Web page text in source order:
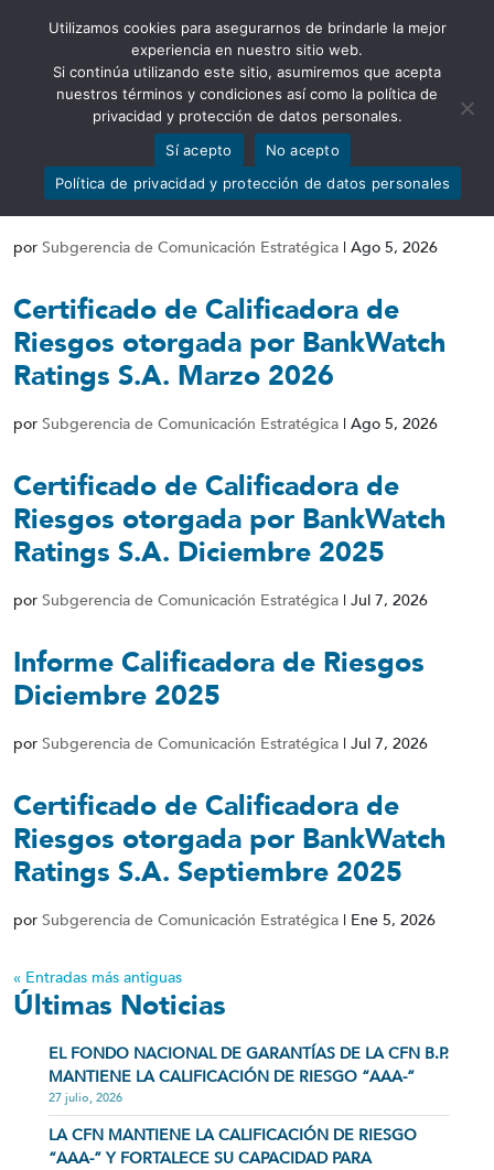
Abrir barra de herramientas
Informe Calificadora de Riesgos
Marzo 2026
por Subgerencia de Comunicación Estratégica | Ago 5, 2026
Certificado de Calificadora de
Riesgos otorgada por BankWatch
Ratings S.A. Marzo 2026
por Subgerencia de Comunicación Estratégica | Ago 5, 2026
Certificado de Calificadora de
Riesgos otorgada por BankWatch
Ratings S.A. Diciembre 2025
por Subgerencia de Comunicación Estratégica | Jul 7, 2026
Informe Calificadora de Riesgos
Diciembre 2025
por Subgerencia de Comunicación Estratégica | Jul 7, 2026
Certificado de Calificadora de
Riesgos otorgada por BankWatch
Ratings S.A. Septiembre 2025
por Subgerencia de Comunicación Estratégica | Ene 5, 2026
« Entradas más antiguas
Últimas Noticias
EL FONDO NACIONAL DE GARANTÍAS DE LA CFN B.P.
MANTIENE LA CALIFICACIÓN DE RIESGO “AAA-”
27 julio, 2026
LA CFN MANTIENE LA CALIFICACIÓN DE RIESGO
“AAA-” Y FORTALECE SU CAPACIDAD PARA
Utilizamos cookies para asegurarnos de brindarle la mejor
experiencia en nuestro sitio web.
Si continúa utilizando este sitio, asumiremos que acepta
nuestros términos y condiciones así como la política de
privacidad y protección de datos personales.
Sí acepto
No acepto
Política de privacidad y protección de datos personales